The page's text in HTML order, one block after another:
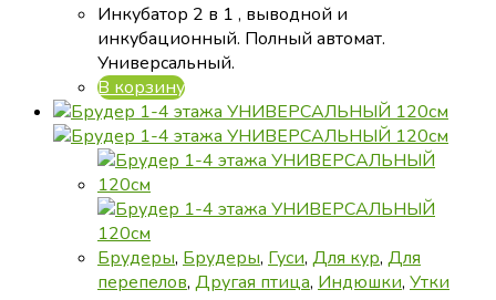
Инкубатор 2 в 1 , выводной и
инкубационный. Полный автомат.
Универсальный.
В корзину
Брудеры, Брудеры, Гуси, Для кур, Для
перепелов, Другая птица, Индюшки, Утки